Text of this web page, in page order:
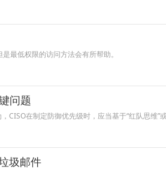
最低权限的访问方法会有所帮助。
问题
在制定防御优先级时，应当基于“红队思维”或
圾邮件